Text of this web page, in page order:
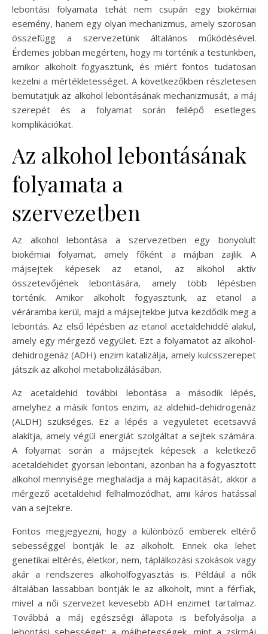
lebontási folyamata tehát nem csupán egy biokémiai
esemény, hanem egy olyan mechanizmus, amely szorosan
összefügg a szervezetünk általános működésével.
Érdemes jobban megérteni, hogy mi történik a testünkben,
amikor alkoholt fogyasztunk, és miért fontos tudatosan
kezelni a mértékletességet. A következőkben részletesen
bemutatjuk az alkohol lebontásának mechanizmusát, a máj
szerepét és a folyamat során fellépő esetleges
komplikációkat.
Az alkohol lebontásának
folyamata a
szervezetben
Az alkohol lebontása a szervezetben egy bonyolult
biokémiai folyamat, amely főként a májban zajlik. A
májsejtek képesek az etanol, az alkohol aktív
összetevőjének lebontására, amely több lépésben
történik. Amikor alkoholt fogyasztunk, az etanol a
véráramba kerül, majd a májsejtekbe jutva kezdődik meg a
lebontás. Az első lépésben az etanol acetaldehiddé alakul,
amely egy mérgező vegyület. Ezt a folyamatot az alkohol-
dehidrogenáz (ADH) enzim katalizálja, amely kulcsszerepet
játszik az alkohol metabolizálásában.
Az acetaldehid további lebontása a második lépés,
amelyhez a másik fontos enzim, az aldehid-dehidrogenáz
(ALDH) szükséges. Ez a lépés a vegyületet ecetsavvá
alakítja, amely végül energiát szolgáltat a sejtek számára.
A folyamat során a májsejtek képesek a keletkező
acetaldehidet gyorsan lebontani, azonban ha a fogyasztott
alkohol mennyisége meghaladja a máj kapacitását, akkor a
mérgező acetaldehid felhalmozódhat, ami káros hatással
van a sejtekre.
Fontos megjegyezni, hogy a különböző emberek eltérő
sebességgel bontják le az alkoholt. Ennek oka lehet
genetikai eltérés, életkor, nem, táplálkozási szokások vagy
akár a rendszeres alkoholfogyasztás is. Például a nők
általában lassabban bontják le az alkoholt, mint a férfiak,
mivel a női szervezet kevesebb ADH enzimet tartalmaz.
Továbbá a máj egészségi állapota is befolyásolja a
lebontási sebességet; a májbetegségek, mint a zsírmáj